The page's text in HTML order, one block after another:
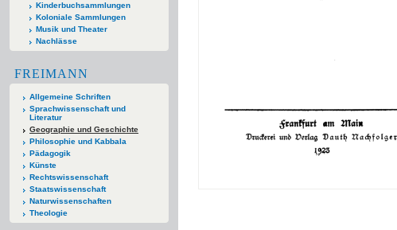
Kinderbuchsammlungen
Koloniale Sammlungen
Musik und Theater
Nachlässe
FREIMANN
Allgemeine Schriften
Sprachwissenschaft und
Literatur
Geographie und Geschichte
Philosophie und Kabbala
Pädagogik
Künste
Rechtswissenschaft
Staatswissenschaft
Naturwissenschaften
Theologie